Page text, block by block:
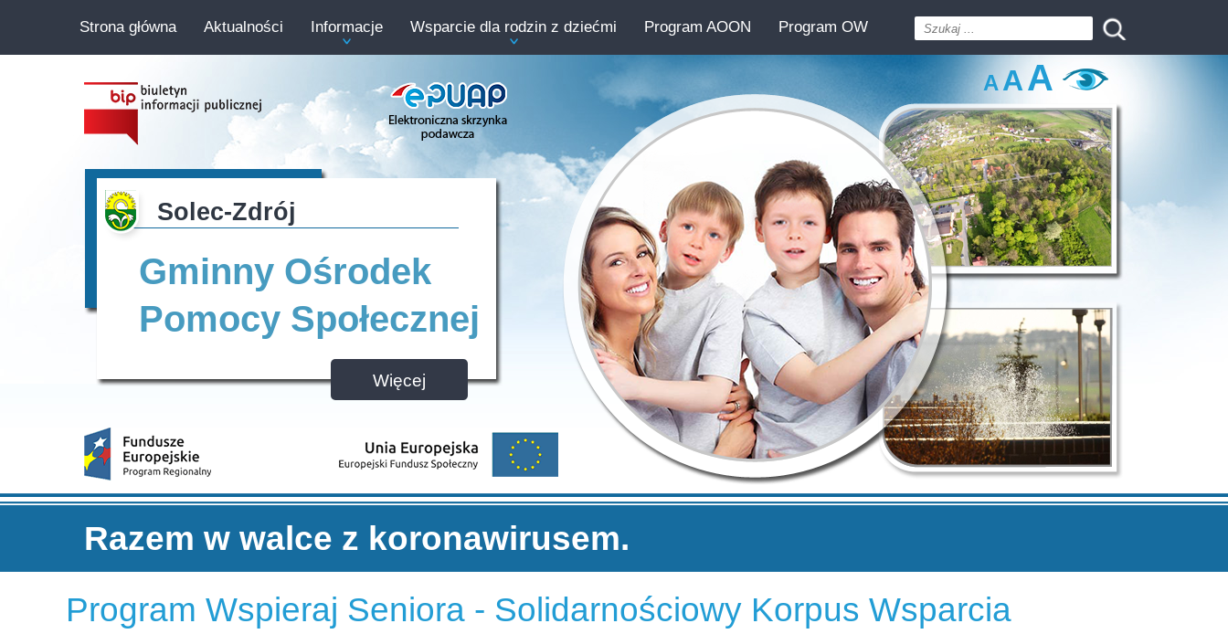
Strona główna Aktualności Informacje Wsparcie dla rodzin z dziećmi Program AOON Program OW
AAA
Solec-Zdrój
Gminny Ośrodek
Pomocy Społecznej
Więcej
Razem w walce z koronawirusem.
Program Wspieraj Seniora - Solidarnościowy Korpus Wsparcia